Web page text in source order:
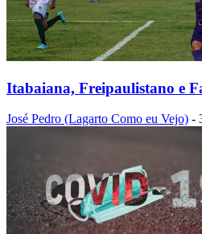
Itabaiana, Freipaulistano e
José Pedro (Lagarto Como eu Vejo) -